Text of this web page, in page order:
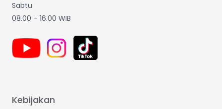
Sabtu
08.00 – 16.00 WIB
Kebijakan